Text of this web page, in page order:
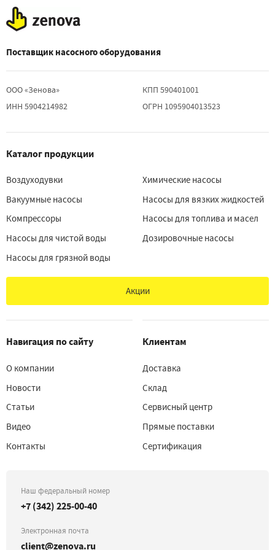
Поставщик насосного оборудования
ООО «Зенова»
ИНН 5904214982
КПП 590401001
ОГРН 1095904013523
Каталог продукции
Воздуходувки
Вакуумные насосы
Компрессоры
Насосы для чистой воды
Насосы для грязной воды
Химические насосы
Насосы для вязких жидкостей
Насосы для топлива и масел
Дозировочные насосы
Акции
Навигация по сайту
О компании
Новости
Статьи
Видео
Контакты
Клиентам
Доставка
Склад
Сервисный центр
Прямые поставки
Сертификация
Наш федеральный номер
+7 (342) 225-00-40
Электронная почта
client@zenova.ru